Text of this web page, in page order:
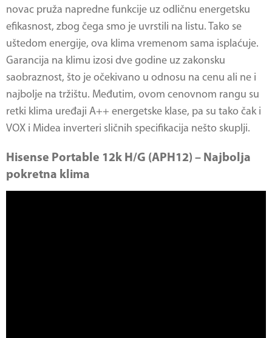
novac pruža napredne funkcije uz odličnu energetsku
efikasnost, zbog čega smo je uvrstili na listu. Tako se
uštedom energije, ova klima vremenom sama isplaćuje.
Garancija na klimu izosi dve godine uz zakonsku
saobraznost, što je očekivano u odnosu na cenu ali ne i
najbolje na tržištu. Međutim, ovom cenovnom rangu su
retki klima uređaji A++ energetske klase, pa su tako čak i
VOX i Midea inverteri sličnih specifikacija nešto skuplji.
Hisense Portable 12k H/G (APH12) – Najbolja
pokretna klima